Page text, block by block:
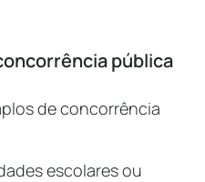
pública
de concorrência
escolares ou